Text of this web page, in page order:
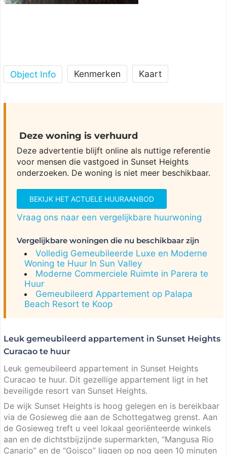
Object Info Kenmerken Kaart
Deze woning is verhuurd
Deze advertentie blijft online als nuttige referentie
voor mensen die vastgoed in Sunset Heights
onderzoeken. De woning is niet meer beschikbaar.
BEKIJK HET ACTUELE HUURAANBOD
Vraag ons naar een vergelijkbare huurwoning
Vergelijkbare woningen die nu beschikbaar zijn
Volledig Gemeubileerde Luxe en Moderne
Woning te Huur In Sun Valley
Moderne Commerciele Ruimte in Parera te
Huur
Gemeubileerd Appartement op Palapa
Beach Resort te Koop
Leuk gemeubileerd appartement in Sunset Heights
Curacao te huur
Leuk gemeubileerd appartement in Sunset Heights
Curacao te huur. Dit gezellige appartement ligt in het
beveiligde resort van Sunset Heights.
De wijk Sunset Heights is hoog gelegen en is bereikbaar
via de Gosieweg die aan de Schottegatweg grenst. Aan
de Gosieweg treft u veel lokaal georiënteerde winkels
aan en de dichtstbijzijnde supermarkten, “Mangusa Rio
Canario” en de “Goisco” liggen op nog geen 10 minuten